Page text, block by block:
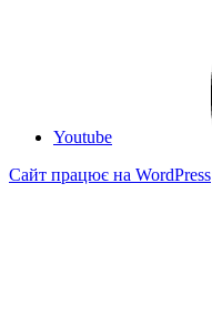
Youtube
Сайт працює на WordPress